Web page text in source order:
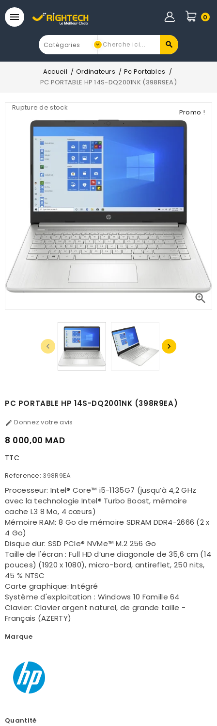
 0
Accueil Ordinateurs
Pc Portables
PC PORTABLE HP 14S-DQ2001NK (398R9EA)
Promo !
Rupture de stock

 
PC PORTABLE HP 14S-DQ2001NK (398R9EA)
 Donnez votre avis
8 000,00 MAD
TTC
Reference: 398R9EA
Processeur: Intel® Core™ i5-1135G7 (jusqu’à 4,2 GHz
avec la technologie Intel® Turbo Boost, mémoire
cache L3 8 Mo, 4 cœurs)
Mémoire RAM: 8 Go de mémoire SDRAM DDR4-2666 (2 x
4 Go)
Disque dur: SSD PCIe® NVMe™ M.2 256 Go
Taille de l'écran : Full HD d’une diagonale de 35,6 cm (14
pouces) (1920 x 1080), micro-bord, antireflet, 250 nits,
45 % NTSC
Carte graphique: Intégré
Système d'exploitation : Windows 10 Famille 64
Clavier: Clavier argent naturel, de grande taille -
Français (AZERTY)
Marque
Quantité